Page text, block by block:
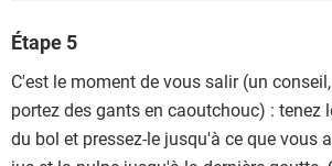
Étape 5
C'est le moment de vous salir (un
portez des gants en caoutchouc) : tenez
du bol et pressez-le jusqu'à ce que vous